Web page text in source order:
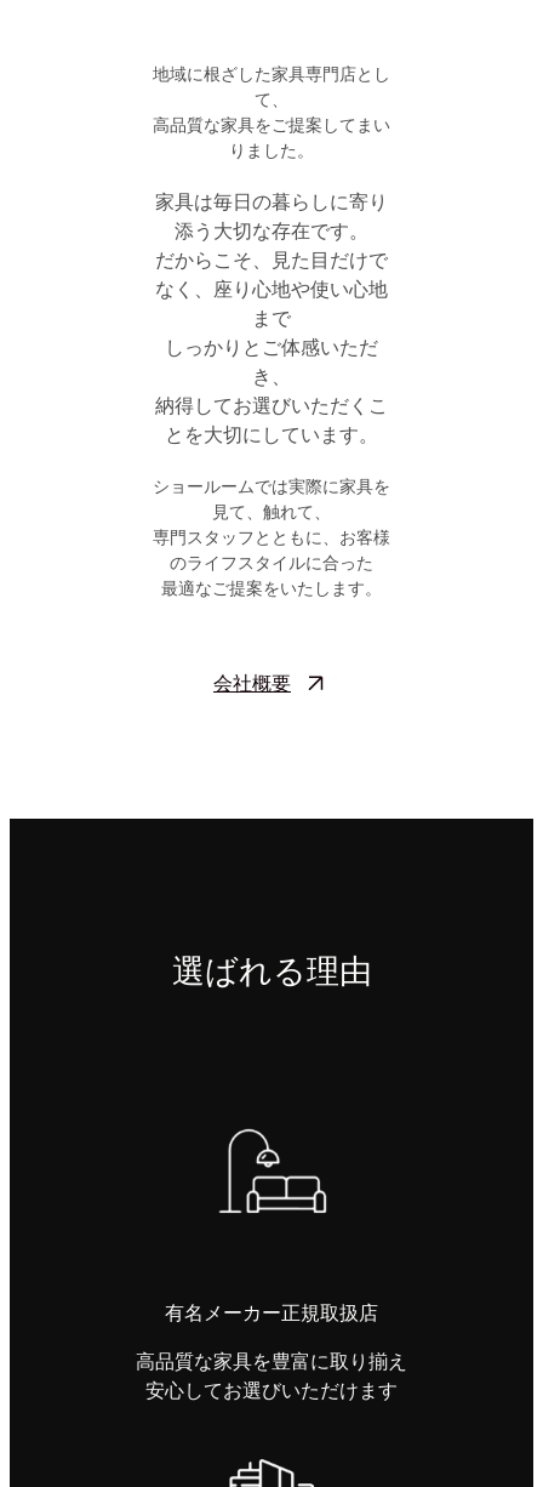
地域に根ざした家具専門店とし
て、
高品質な家具をご提案してまい
りました。
家具は毎日の暮らしに寄り
添う大切な存在です。
だからこそ、見た目だけで
なく、座り心地や使い心地
まで
しっかりとご体感いただ
き、
納得してお選びいただくこ
とを大切にしています。
ショールームでは実際に家具を
見て、触れて、
専門スタッフとともに、お客様
のライフスタイルに合った
最適なご提案をいたします。
会社概要
選ばれる理由
有名メーカー正規取扱店
高品質な家具を豊富に取り揃え
安心してお選びいただけます